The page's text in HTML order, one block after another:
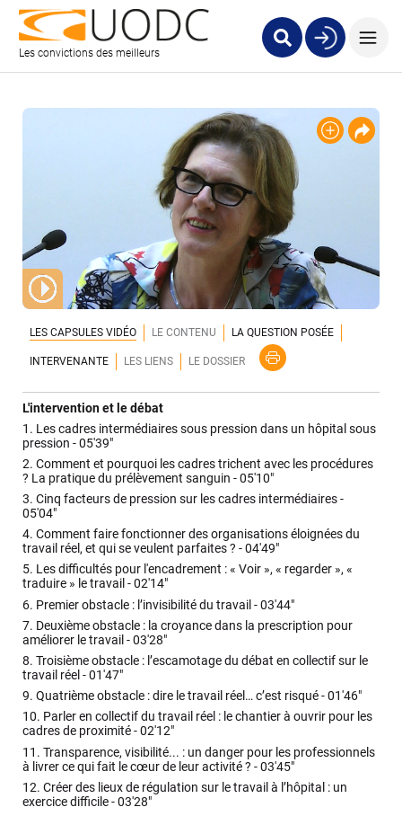
Les convictions des meilleurs
LES CAPSULES VIDÉO LE CONTENU LA QUESTION POSÉE
INTERVENANTE LES LIENS LE DOSSIER
L'intervention et le débat
1. Les cadres intermédiaires sous pression dans un hôpital sous
pression -05'39"
2. Comment et pourquoi les cadres trichent avec les procédures
? La pratique du prélèvement sanguin -05'10"
3. Cinq facteurs de pression sur les cadres intermédiaires -
05'04"
4. Comment faire fonctionner des organisations éloignées du
travail réel, et qui se veulent parfaites ? -04'49"
5. Les difficultés pour l'encadrement : « Voir », « regarder », «
traduire » le travail -02'14"
6. Premier obstacle : l’invisibilité du travail -03'44"
7. Deuxième obstacle : la croyance dans la prescription pour
améliorer le travail -03'28"
8. Troisième obstacle : l’escamotage du débat en collectif sur le
travail réel -01'47"
9. Quatrième obstacle : dire le travail réel… c’est risqué -01'46"
10. Parler en collectif du travail réel : le chantier à ouvrir pour les
cadres de proximité -02'12"
11. Transparence, visibilité... : un danger pour les professionnels
à livrer ce qui fait le cœur de leur activité ? -03'45"
12. Créer des lieux de régulation sur le travail à l’hôpital : un
exercice difficile -03'28"